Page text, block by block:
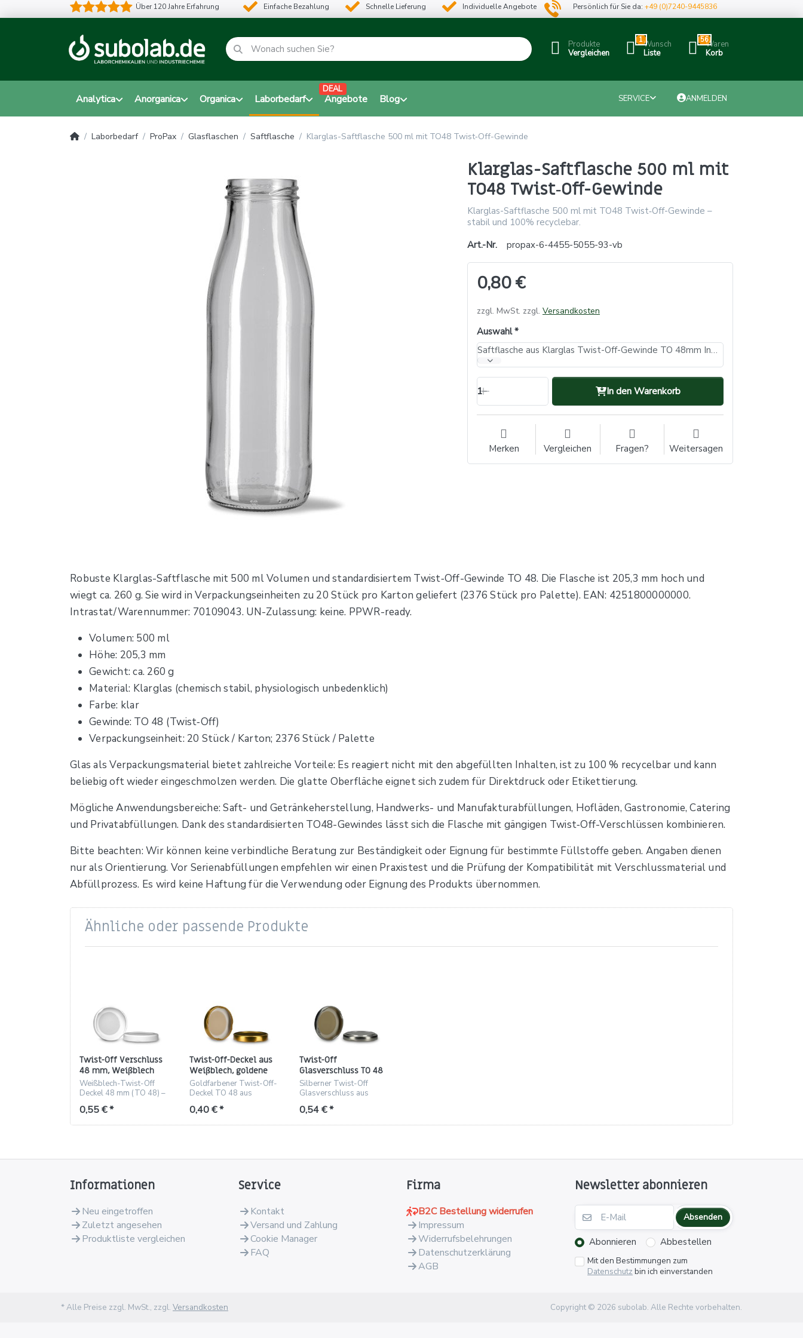
Über 120 Jahre Erfahrung Einfache Bezahlung Schnelle Lieferung Individuelle Angebote Persönlich für Sie da:+49 (0)7240-9445836
Produkte
Vergleichen
1Wunsch
Liste
56Waren
Korb
Analytica Anorganica Organica Laborbedarf Angebote
DEAL
Blog SERVICE ANMELDEN
Laborbedarf ProPax Glasflaschen Saftflasche Klarglas-Saftflasche 500 ml mit TO48 Twist‑Off-Gewinde
Klarglas-Saftflasche 500 ml mit
TO48 Twist‑Off-Gewinde
Klarglas-Saftflasche 500 ml mit TO48 Twist‑Off-Gewinde –
stabil und 100% recyclebar.
Art.-Nr.
propax-6-4455-5055-93-vb
0,80 €
zzgl. MwSt. zzgl. Versandkosten
Auswahl
Saftflasche aus Klarglas Twist-Off-Gewinde TO 48mm Inhalt 500ml
1 In den Warenkorb
Merken Vergleichen Fragen? Weitersagen
Robuste Klarglas-Saftflasche mit 500 ml Volumen und standardisiertem Twist‑Off-Gewinde TO 48. Die Flasche ist 205,3 mm hoch und
wiegt ca. 260 g. Sie wird in Verpackungseinheiten zu 20 Stück pro Karton geliefert (2376 Stück pro Palette). EAN: 4251800000000.
Intrastat/Warennummer: 70109043. UN-Zulassung: keine. PPWR-ready.
Volumen: 500 ml
Höhe: 205,3 mm
Gewicht: ca. 260 g
Material: Klarglas (chemisch stabil, physiologisch unbedenklich)
Farbe: klar
Gewinde: TO 48 (Twist‑Off)
Verpackungseinheit: 20 Stück / Karton; 2376 Stück / Palette
Glas als Verpackungsmaterial bietet zahlreiche Vorteile: Es reagiert nicht mit den abgefüllten Inhalten, ist zu 100 % recycelbar und kann
beliebig oft wieder eingeschmolzen werden. Die glatte Oberfläche eignet sich zudem für Direktdruck oder Etikettierung.
Mögliche Anwendungsbereiche: Saft- und Getränkeherstellung, Handwerks- und Manufakturabfüllungen, Hofläden, Gastronomie, Catering
und Privatabfüllungen. Dank des standardisierten TO48-Gewindes lässt sich die Flasche mit gängigen Twist‑Off-Verschlüssen kombinieren.
Bitte beachten: Wir können keine verbindliche Beratung zur Beständigkeit oder Eignung für bestimmte Füllstoffe geben. Angaben dienen
nur als Orientierung. Vor Serienabfüllungen empfehlen wir einen Praxistest und die Prüfung der Kompatibilität mit Verschlussmaterial und
Abfüllprozess. Es wird keine Haftung für die Verwendung oder Eignung des Produkts übernommen.
Ähnliche oder passende Produkte
Twist-Off Verschluss
48 mm, Weißblech
weiß (TO 48)
Weißblech-Twist-Off
Deckel 48 mm (TO 48) –
Marmelade und
0,55 € *
Twist-Off-Deckel aus
Weißblech, goldene
Ausführung, Gewinde
TO 48
Goldfarbener Twist-Off-
Deckel TO 48 aus
Einmachgläser.
0,40 € *
Twist-Off
Glasverschluss TO 48
– Weißblech, silber
(48 mm)
Silberner Twist-Off
Glasverschluss aus
48, ideal für Konserven
0,54 € *
Informationen
Neu eingetroffen
Zuletzt angesehen
Produktliste vergleichen
Service
Kontakt
Versand und Zahlung
Cookie Manager
FAQ
Firma
B2C Bestellung widerrufen
Impressum
Widerrufsbelehrungen
Datenschutzerklärung
AGB
Newsletter abonnieren
Absenden
Abonnieren Abbestellen
Mit den Bestimmungen zum
Datenschutz bin ich einverstanden
* Alle Preise zzgl. MwSt., zzgl. Versandkosten Copyright © 2026 subolab. Alle Rechte vorbehalten.